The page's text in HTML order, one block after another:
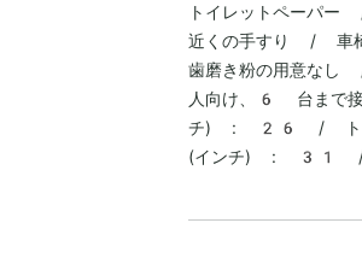
トイレットペーパ
近くの手すり / 車
歯磨き粉の用
人向け、6 台まで
チ) : 26 / トイ
(インチ) : 31 /